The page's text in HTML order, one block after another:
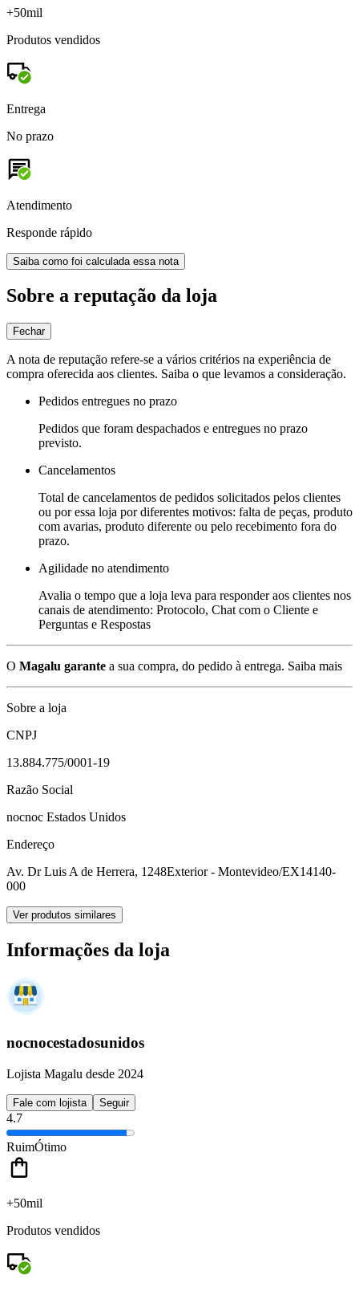
+50mil
Produtos vendidos
Entrega
No prazo
Atendimento
Responde rápido
Saiba como foi calculada essa nota
Sobre a reputação da loja
Fechar
A nota de reputação refere-se a vários critérios na experiência de
compra oferecida aos clientes. Saiba o que levamos a consideração.
Pedidos entregues no prazo
Pedidos que foram despachados e entregues no prazo
previsto.
Cancelamentos
Total de cancelamentos de pedidos solicitados pelos clientes
ou por essa loja por diferentes motivos: falta de peças, produto
com avarias, produto diferente ou pelo recebimento fora do
prazo.
Agilidade no atendimento
Avalia o tempo que a loja leva para responder aos clientes nos
canais de atendimento: Protocolo, Chat com o Cliente e
Perguntas e Respostas
O Magalu garante a sua compra, do pedido à entrega. Saiba mais
Sobre a loja
CNPJ
13.884.775/0001-19
Razão Social
nocnoc Estados Unidos
Endereço
Av. Dr Luis A de Herrera, 1248Exterior - Montevideo/EX14140-
000
Ver produtos similares
Informações da loja
nocnocestadosunidos
Lojista Magalu desde 2024
Fale com lojista Seguir
4.7
RuimÓtimo
+50mil
Produtos vendidos